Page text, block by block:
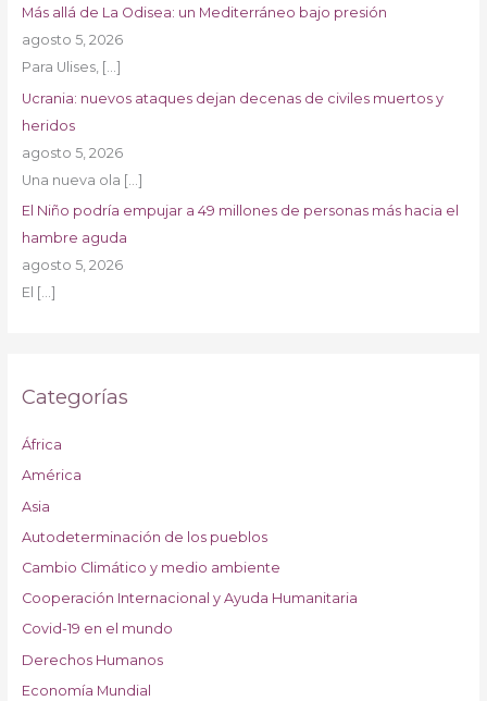
Más allá de La Odisea: un Mediterráneo bajo presión
agosto 5, 2026
Para Ulises, […]
Ucrania: nuevos ataques dejan decenas de civiles muertos y
heridos
agosto 5, 2026
Una nueva ola […]
El Niño podría empujar a 49 millones de personas más hacia el
hambre aguda
agosto 5, 2026
El […]
Categorías
África
América
Asia
Autodeterminación de los pueblos
Cambio Climático y medio ambiente
Cooperación Internacional y Ayuda Humanitaria
Covid-19 en el mundo
Derechos Humanos
Economía Mundial